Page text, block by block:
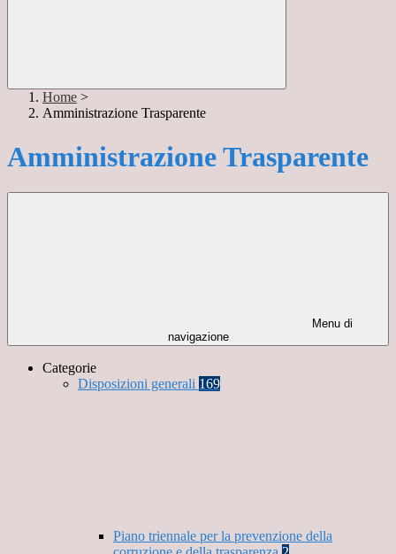
Home >
Amministrazione Trasparente
Amministrazione Trasparente
Menu di
navigazione
Categorie
Disposizioni generali 169
Piano triennale per la prevenzione della